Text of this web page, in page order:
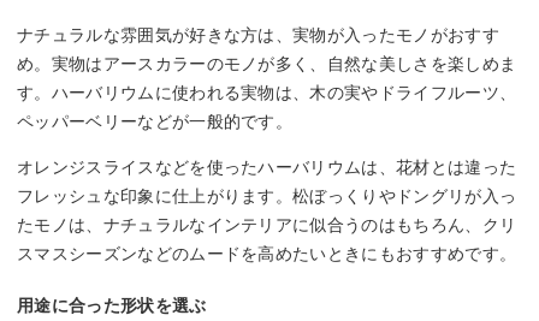
ナチュラルな雰囲気が好きな方は、実物が入ったモノがおすす
め。実物はアースカラーのモノが多く、自然な美しさを楽しめま
す。ハーバリウムに使われる実物は、木の実やドライフルーツ、
ペッパーベリーなどが一般的です。
オレンジスライスなどを使ったハーバリウムは、花材とは違った
フレッシュな印象に仕上がります。松ぼっくりやドングリが入っ
たモノは、ナチュラルなインテリアに似合うのはもちろん、クリ
スマスシーズンなどのムードを高めたいときにもおすすめです。
用途に合った形状を選ぶ